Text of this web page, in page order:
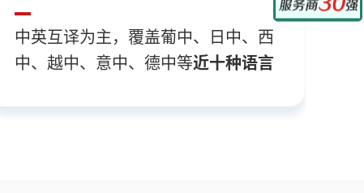
中英互译为主，覆盖葡中、日中、西
中、越中、意中、德中等近十种语言